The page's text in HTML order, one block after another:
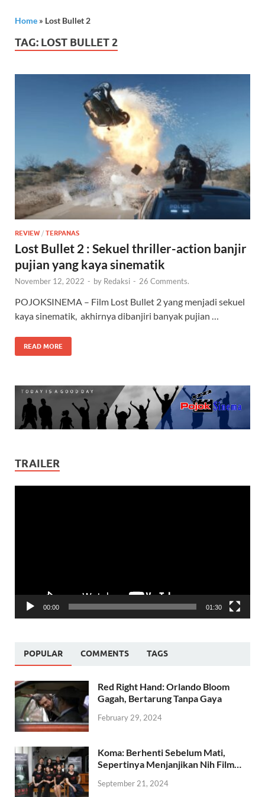
Home » Lost Bullet 2
TAG: LOST BULLET 2
REVIEW / TERPANAS
Lost Bullet 2 : Sekuel thriller-action banjir
pujian yang kaya sinematik
November 12, 2022 - by Redaksi - 26 Comments.
POJOKSINEMA – Film Lost Bullet 2 yang menjadi sekuel
kaya sinematik, akhirnya dibanjiri banyak pujian …
READ MORE
TRAILER
00:00 01:30
POPULAR COMMENTS TAGS
Red Right Hand: Orlando Bloom
Gagah, Bertarung Tanpa Gaya
February 29, 2024
Koma: Berhenti Sebelum Mati,
Sepertinya Menjanjikan Nih Film…
September 21, 2024